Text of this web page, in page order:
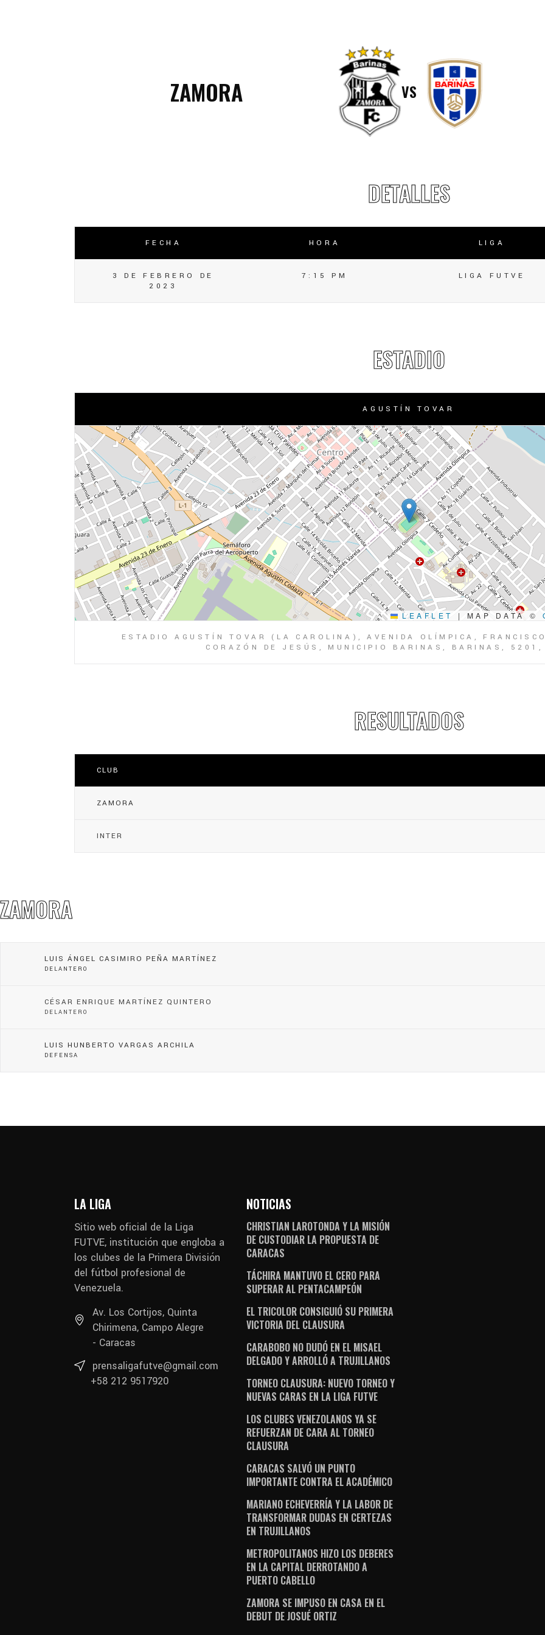
ZAMORA VS
DETALLES
FECHA HORA LIGA
3 DE FEBRERO DE
2023
7:15 PM LIGA FUTVE
ESTADIO
AGUSTÍN TOVAR
LEAFLET | MAP DATA ©
ESTADIO AGUSTÍN TOVAR (LA CAROLINA), AVENIDA OLÍMPICA,
CORAZÓN DE JESÚS, MUNICIPIO BARINAS, BARINAS, 5201,
RESULTADOS
CLUB
ZAMORA
INTER
ZAMORA
LUIS ÁNGEL CASIMIRO PEÑA MARTÍNEZ
DELANTERO
CÉSAR ENRIQUE MARTÍNEZ QUINTERO
DELANTERO
LUIS HUNBERTO VARGAS ARCHILA
DEFENSA
LA LIGA
Sitio web oficial de la Liga
FUTVE, institución que engloba a
los clubes de la Primera División
del fútbol profesional de
Venezuela.
Av. Los Cortijos, Quinta
Chirimena, Campo Alegre
- Caracas
prensaligafutve@gmail.com
+58 212 9517920
NOTICIAS
CHRISTIAN LAROTONDA Y LA MISIÓN
DE CUSTODIAR LA PROPUESTA DE
CARACAS
TÁCHIRA MANTUVO EL CERO PARA
SUPERAR AL PENTACAMPEÓN
EL TRICOLOR CONSIGUIÓ SU PRIMERA
VICTORIA DEL CLAUSURA
CARABOBO NO DUDÓ EN EL MISAEL
DELGADO Y ARROLLÓ A TRUJILLANOS
TORNEO CLAUSURA: NUEVO TORNEO Y
NUEVAS CARAS EN LA LIGA FUTVE
LOS CLUBES VENEZOLANOS YA SE
REFUERZAN DE CARA AL TORNEO
CLAUSURA
CARACAS SALVÓ UN PUNTO
IMPORTANTE CONTRA EL ACADÉMICO
MARIANO ECHEVERRÍA Y LA LABOR DE
TRANSFORMAR DUDAS EN CERTEZAS
EN TRUJILLANOS
METROPOLITANOS HIZO LOS DEBERES
EN LA CAPITAL DERROTANDO A
PUERTO CABELLO
ZAMORA SE IMPUSO EN CASA EN EL
DEBUT DE JOSUÉ ORTIZ